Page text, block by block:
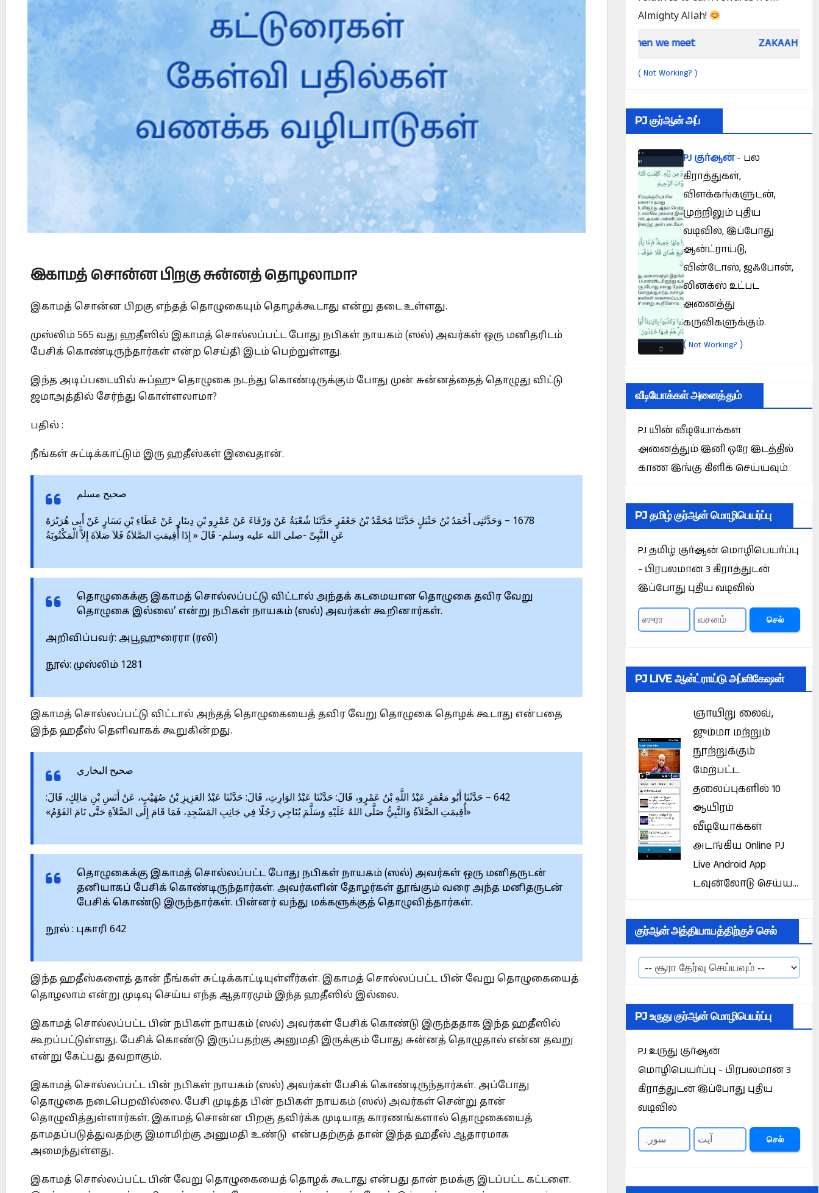
இகாமத் சொன்ன பிறகு சுன்னத் தொழலாமா?
இகாமத் சொன்ன பிறகு எந்தத் தொழுகையும் தொழக்கூடாது என்று தடை உள்ளது.
முஸ்லிம் 565 வது ஹதீஸில் இகாமத் சொல்லப்பட்ட போது நபிகள் நாயகம் (ஸல்) அவர்கள் ஒரு மனிதரிடம்
பேசிக் கொண்டிருந்தார்கள் என்ற செய்தி இடம் பெற்றுள்ளது.
இந்த அடிப்படையில் சுப்ஹு தொழுகை நடந்து கொண்டிருக்கும் போது முன் சுன்னத்தைத் தொழுது விட்டு
ஜமாஅத்தில் சேர்ந்து கொள்ளலாமா?
பதில் :
நீங்கள் சுட்டிக்காட்டும் இரு ஹதீஸ்கள் இவைதான்.
صحيح مسلم
1678 – وَحَدَّثَنِى أَحْمَدُ بْنُ حَنْبَلٍ حَدَّثَنَا مُحَمَّدُ بْنُ جَعْفَرٍ حَدَّثَنَا شُعْبَةُ عَنْ وَرْقَاءَ عَنْ عَمْرِو بْنِ دِينَارٍ عَنْ عَطَاءِ بْنِ يَسَارٍ عَنْ أَبِى هُرَيْرَةَ
عَنِ النَّبِىِّ -صلى الله عليه وسلم- قَالَ « إِذَا أُقِيمَتِ الصَّلاَةُ فَلاَ صَلاَةَ إِلاَّ الْمَكْتُوبَةُ
தொழுகைக்கு இகாமத் சொல்லப்பட்டு விட்டால் அந்தக் கடமையான தொழுகை தவிர வேறு
தொழுகை இல்லை’ என்று நபிகள் நாயகம் (ஸல்) அவர்கள் கூறினார்கள்.
அறிவிப்பவர்: அபூஹுரைரா (ரலி)
நூல்: முஸ்லிம் 1281
இகாமத் சொல்லப்பட்டு விட்டால் அந்தத் தொழுகையைத் தவிர வேறு தொழுகை தொழக் கூடாது என்பதை
இந்த ஹதீஸ் தெளிவாகக் கூறுகின்றது.
صحيح البخاري
642 – حَدَّثَنَا أَبُو مَعْمَرٍ عَبْدُ اللَّهِ بْنُ عَمْرٍو، قَالَ: حَدَّثَنَا عَبْدُ الوَارِثِ، قَالَ: حَدَّثَنَا عَبْدُ العَزِيزِ بْنُ صُهَيْبٍ، عَنْ أَنَسِ بْنِ مَالِكٍ، قَالَ:
«أُقِيمَتِ الصَّلاَةُ وَالنَّبِيُّ صَلَّى اللهُ عَلَيْهِ وَسَلَّمَ يُنَاجِي رَجُلًا فِي جَانِبِ المَسْجِدِ، فَمَا قَامَ إِلَى الصَّلاَةِ حَتَّى نَامَ القَوْمُ»
தொழுகைக்கு இகாமத் சொல்லப்பட்ட போது நபிகள் நாயகம் (ஸல்) அவர்கள் ஒரு மனிதருடன்
தனியாகப் பேசிக் கொண்டிருந்தார்கள். அவர்களின் தோழர்கள் தூங்கும் வரை அந்த மனிதருடன்
பேசிக் கொண்டு இருந்தார்கள். பின்னர் வந்து மக்களுக்குத் தொழுவித்தார்கள்.
நூல் : புகாரி 642
இந்த ஹதீஸ்களைத் தான் நீங்கள் சுட்டிக்காட்டியுள்ளீர்கள். இகாமத் சொல்லப்பட்ட பின் வேறு தொழுகையைத்
தொழலாம் என்று முடிவு செய்ய எந்த ஆதாரமும் இந்த ஹதீஸில் இல்லை.
இகாமத் சொல்லப்பட்ட பின் நபிகள் நாயகம் (ஸல்) அவர்கள் பேசிக் கொண்டு இருந்ததாக இந்த ஹதீஸில்
கூறப்பட்டுள்ளது. பேசிக் கொண்டு இருப்பதற்கு அனுமதி இருக்கும் போது சுன்னத் தொழுதால் என்ன தவறு
என்று கேட்பது தவறாகும்.
இகாமத் சொல்லப்பட்ட பின் நபிகள் நாயகம் (ஸல்) அவர்கள் பேசிக் கொண்டிருந்தார்கள். அப்போது
தொழுகை நடைபெறவில்லை. பேசி முடித்த பின் நபிகள் நாயகம் (ஸல்) அவர்கள் சென்று தான்
தொழுவித்துள்ளார்கள். இகாமத் சொன்ன பிறகு தவிர்க்க முடியாத காரணங்களால் தொழுகையைத்
தாமதப்படுத்துவதற்கு இமாமிற்கு அனுமதி உண்டு என்பதற்குத் தான் இந்த ஹதீஸ் ஆதாரமாக
அமைந்துள்ளது.
இகாமத் சொல்லப்பட்ட பின் வேறு தொழுகையைத் தொழக் கூடாது என்பது தான் நமக்கு இடப்பட்ட கட்டளை.
Almighty Allah!
Did Jesus Resurrect on Sunday or Monday? Is Prophet Muhammad superior to Jesus? ZAKAAH (In the light of Qur
( Not Working? )
PJ குர்ஆன் அப்
PJ குர்ஆன்- பல
கிராத்துகள்,
விளக்கங்களுடன்,
முற்றிலும் புதிய
வடிவில், இப்போது
ஆன்ட்ராய்டு,
வின்டோஸ், ஜஃபோன்,
லினக்ஸ் உட்பட
அனைத்து
கருவிகளுக்கும்.
(Not Working? )
வீடியோக்கள் அனைத்தும்
PJ யின் வீடியோக்கள்
அனைத்தும் இனி ஒரே இடத்தில்
காண இங்கு கிளிக் செய்யவும்.
PJ தமிழ் குர்ஆன் மொழிபெயர்ப்பு
PJ தமிழ் குர்ஆன் மொழிபெயர்ப்பு
- பிரபலமான 3 கிராத்துடன்
இப்போது புதிய வடிவில்
செல்
PJ LIVE ஆன்ட்ராய்டு அப்ளிகேஷன்
ஞாயிறு லைவ்,
ஜும்மா மற்றும்
நூற்றுக்கும்
மேற்பட்ட
தலைப்புகளில் 10
ஆயிரம்
வீடியோக்கள்
அடங்கிய Online PJ
Live Android App
டவுன்லோடு செய்ய...
குர்ஆன் அத்தியாயத்திற்குச் செல்
PJ உருது குர்ஆன் மொழிபெயர்ப்பு
PJ உருது குர்ஆன்
மொழிபெயர்ப்பு - பிரபலமான 3
கிராத்துடன் இப்போது புதிய
வடிவில்
செல்